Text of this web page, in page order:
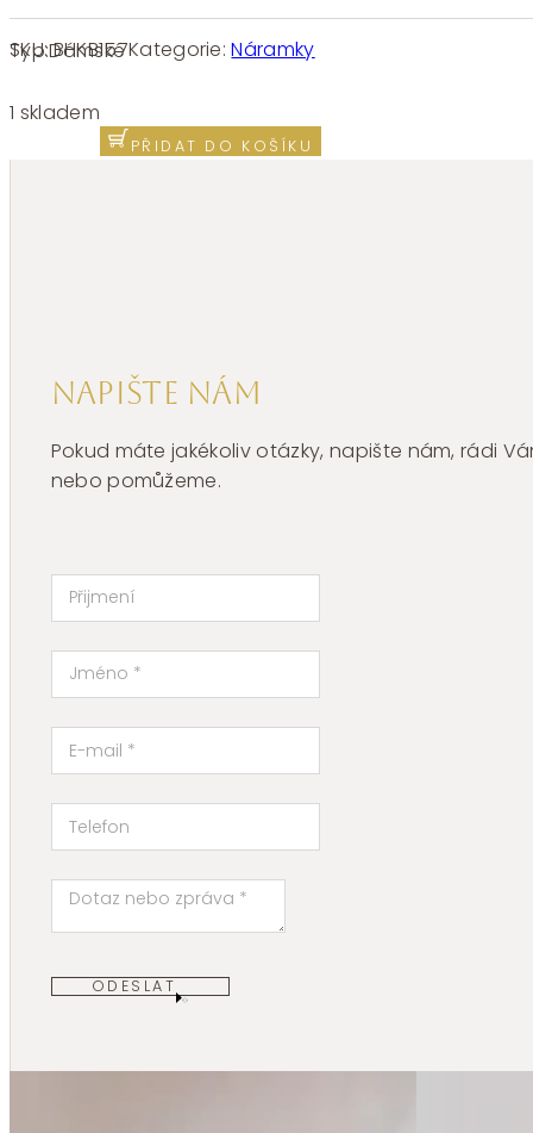
SKU:BHKB157Kategorie:Náramky
Typ:Dámské
1 sklademnáramek
s motivem
PŘIDAT DO KOŠÍKU
Napište nám
Pokud máte jakékoliv otázky, napište nám, rádi
nebo pomůžeme.
ODESLAT